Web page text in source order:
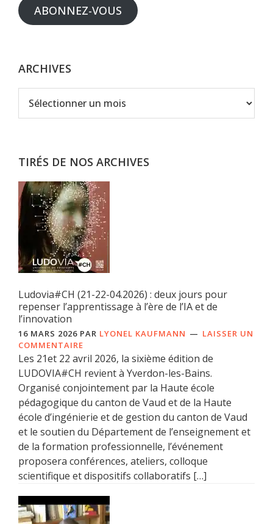
ABONNEZ-VOUS
ARCHIVES
TIRÉS DE NOS ARCHIVES
Ludovia#CH (21-22-04.2026) : deux jours pour
repenser l’apprentissage à l’ère de l’IA et de
l’innovation
16 MARS 2026 PAR LYONEL KAUFMANN
LAISSER UN
COMMENTAIRE
Les 21et 22 avril 2026, la sixième édition de
LUDOVIA#CH revient à Yverdon-les-Bains.
Organisé conjointement par la Haute école
pédagogique du canton de Vaud et de la Haute
école d’ingénierie et de gestion du canton de Vaud
et le soutien du Département de l’enseignement et
de la formation professionnelle, l’événement
proposera conférences, ateliers, colloque
scientifique et dispositifs collaboratifs […]